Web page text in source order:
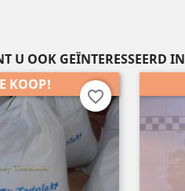
U OOK GEÏNTERESSEERD IN
KOOP!
favorite_border